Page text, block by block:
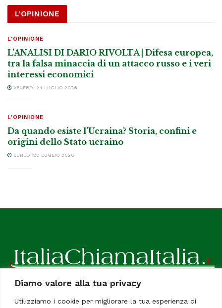
Diamo valore alla tua privacy
Utilizziamo i cookie per migliorare la tua esperienza di
L'OPINIONE
L'OPINIONE
L’ANALISI DI DARIO RIVOLTA | Difesa europea,
tra la falsa minaccia di un attacco russo e i veri
interessi economici
VENERDÌ 24 LUGLIO 2026
L'OPINIONE
Da quando esiste l’Ucraina? Storia, confini e
origini dello Stato ucraino
LUNEDÌ 20 LUGLIO 2026
ItaliaChiamaItalia, il TUO quotidiano online preferito.